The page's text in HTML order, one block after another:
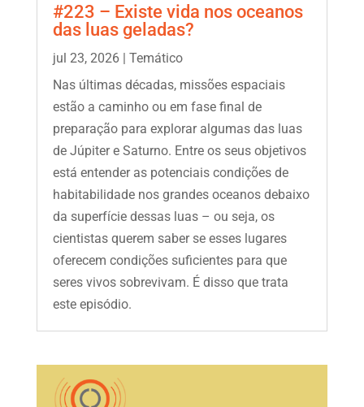
#223 – Existe vida nos oceanos
das luas geladas?
jul 23, 2026| Temático
Nas últimas décadas, missões espaciais
estão a caminho ou em fase final de
preparação para explorar algumas das luas
de Júpiter e Saturno. Entre os seus objetivos
está entender as potenciais condições de
habitabilidade nos grandes oceanos debaixo
da superfície dessas luas – ou seja, os
cientistas querem saber se esses lugares
oferecem condições suficientes para que
seres vivos sobrevivam. É disso que trata
este episódio.